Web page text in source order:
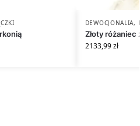
DEWOCJONALIA,
Złoty
2133,99zł